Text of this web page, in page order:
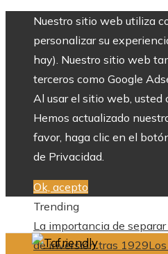
Nuestro sitio web utiliza
personalizar su
hay). Nuestro sitio web
terceros como Google
Al usar el sitio web, usted
Hemos actualizado
favor, haga clic en el
de Privacidad.
Ok, acepto
Trending
La importancia de
de inversión tras 1929